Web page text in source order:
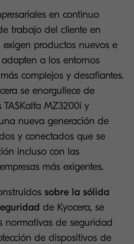
en continuo
trabajo del cliente en
exigen productos nuevos e
a los entornos
complejos y desafiantes.
se enorgullece de
TASKalfa MZ3200i y
nueva generación de
y conectados que se
incluso con las
más exigentes.
sobre la sólida
de Kyocera, se
normativas de seguridad
de dispositivos de